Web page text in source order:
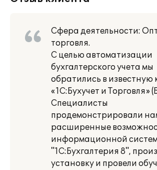
Сфера деятельности:
торговля.
С целью автоматизации
бухгалтерского учета мы
обратились в
«1С:Бухучет и Торговля»
Специалисты
продемонстрировали
расширенные
информационной
"1С:Бухгалтерия 8",
установку и провели